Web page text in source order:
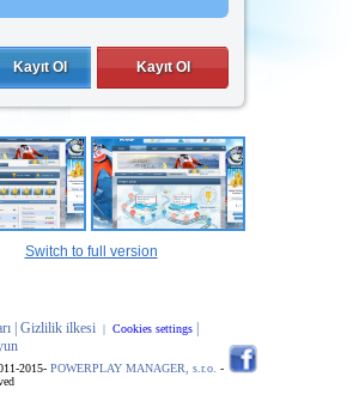
Kayıt Ol Kayıt Ol
Switch to full version
| Gizlilik ilkesi| Cookies settings
2015- POWERPLAY MANAGER, s.r.o. -